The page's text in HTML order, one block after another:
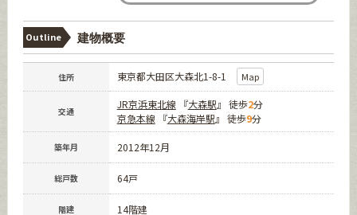
Outline 建物概要
住所 東京都大田区大森北1-8-1 Map
交通
JR京浜東北線『大森駅』 徒歩2分
京急本線『大森海岸駅』 徒歩9分
築年月 2012年12月
総戸数 64戸
階建 14階建